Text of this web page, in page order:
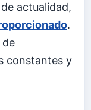
actualidad,
.
constantes y